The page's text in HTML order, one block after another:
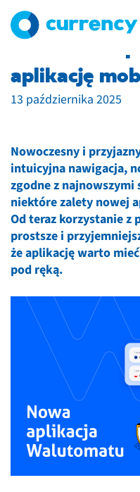
aplikację
13 października 2025
Nowoczesny i
intuicyjna nawigacja,
zgodne z
niektóre zalety nowej
Od teraz korzystanie z
prostsze i
że aplikację warto
pod ręką.